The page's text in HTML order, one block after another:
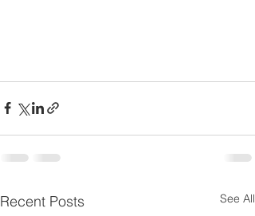
Recent Posts See All